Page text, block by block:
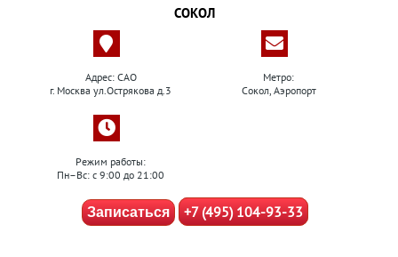
СОКОЛ
Адрес: САО
г. Москва ул.Острякова д.3
Метро:
Сокол, Аэропорт
Режим работы:
Пн–Вс: с 9:00 до 21:00
Записаться +7 (495) 104-93-33